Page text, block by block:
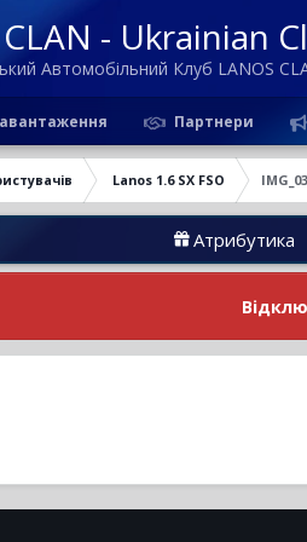
- Ukrainian
Автомобільний Клуб LANOS
Партнери
Lanos 1.6 SX FSO
Атрибутика